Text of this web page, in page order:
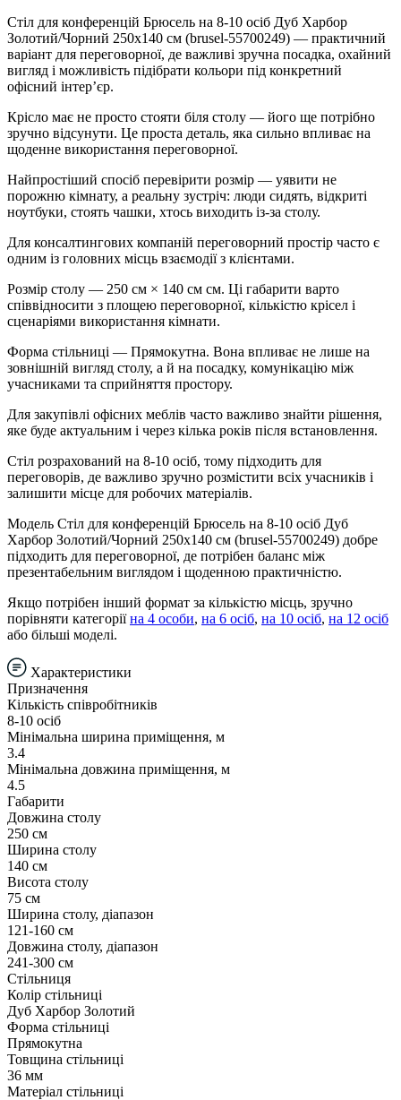
Стіл для конференцій Брюсель на 8-10 осіб Дуб Харбор
Золотий/Чорний 250x140 см (brusel-55700249) — практичний
варіант для переговорної, де важливі зручна посадка, охайний
вигляд і можливість підібрати кольори під конкретний
офісний інтер’єр.
Крісло має не просто стояти біля столу — його ще потрібно
зручно відсунути. Це проста деталь, яка сильно впливає на
щоденне використання переговорної.
Найпростіший спосіб перевірити розмір — уявити не
порожню кімнату, а реальну зустріч: люди сидять, відкриті
ноутбуки, стоять чашки, хтось виходить із-за столу.
Для консалтингових компаній переговорний простір часто є
одним із головних місць взаємодії з клієнтами.
Розмір столу — 250 см × 140 см см. Ці габарити варто
співвідносити з площею переговорної, кількістю крісел і
сценаріями використання кімнати.
Форма стільниці — Прямокутна. Вона впливає не лише на
зовнішній вигляд столу, а й на посадку, комунікацію між
учасниками та сприйняття простору.
Для закупівлі офісних меблів часто важливо знайти рішення,
яке буде актуальним і через кілька років після встановлення.
Стіл розрахований на 8-10 осіб, тому підходить для
переговорів, де важливо зручно розмістити всіх учасників і
залишити місце для робочих матеріалів.
Модель Стіл для конференцій Брюсель на 8-10 осіб Дуб
Харбор Золотий/Чорний 250x140 см (brusel-55700249) добре
підходить для переговорної, де потрібен баланс між
презентабельним виглядом і щоденною практичністю.
Якщо потрібен інший формат за кількістю місць, зручно
порівняти категоріїна 4 особи, на 6 осіб, на 10 осіб, на 12 осіб
або більші моделі.
Характеристики
Призначення
Кількість співробітників
8-10 осіб
Мінімальна ширина приміщення, м
3.4
Мінімальна довжина приміщення, м
4.5
Габарити
Довжина столу
250 см
Ширина столу
140 см
Висота столу
75 см
Ширина столу, діапазон
121-160 см
Довжина столу, діапазон
241-300 см
Стільниця
Колір стільниці
Дуб Харбор Золотий
Форма стільниці
Прямокутна
Товщина стільниці
36 мм
Матеріал стільниці